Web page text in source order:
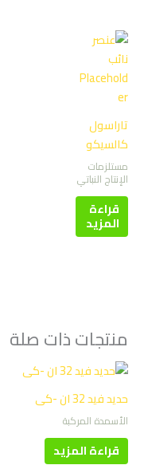
تاراسول
كالسيكو
مستلزمات
الإنتاج النباتي
قراءة
المزيد
منتجات ذات صلة
حديد فيد 32 ان -كى
الأسمدة المركبة
قراءة المزيد